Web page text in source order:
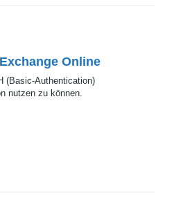
Online
(Basic-Authentication)
nutzen zu können.